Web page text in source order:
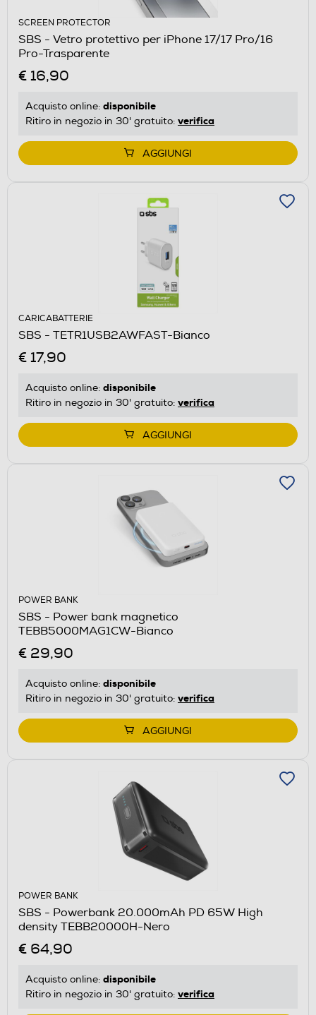
SCREEN PROTECTOR
SBS - Vetro protettivo per iPhone 17/17 Pro/16
Pro-Trasparente
€ 16,90
Acquisto online: disponibile
Ritiro in negozio in 30' gratuito: verifica
AGGIUNGI
CARICABATTERIE
SBS - TETR1USB2AWFAST-Bianco
€ 17,90
Acquisto online: disponibile
Ritiro in negozio in 30' gratuito: verifica
AGGIUNGI
POWER BANK
SBS - Power bank magnetico
TEBB5000MAG1CW-Bianco
€ 29,90
Acquisto online: disponibile
Ritiro in negozio in 30' gratuito: verifica
AGGIUNGI
POWER BANK
SBS - Powerbank 20.000mAh PD 65W High
density TEBB20000H-Nero
€ 64,90
Acquisto online: disponibile
Ritiro in negozio in 30' gratuito: verifica